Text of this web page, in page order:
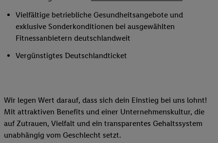
Vielfältige betriebliche Gesundheitsangebote und
exklusive Sonderkonditionen bei ausgewählten
Fitnessanbietern deutschlandweit
Vergünstigtes Deutschlandticket
Wir legen Wert darauf, dass sich dein Einstieg bei uns lohnt!
Mit attraktiven Benefits und einer Unternehmenskultur, die
auf Zutrauen, Vielfalt und ein transparentes Gehaltssystem
unabhängig vom Geschlecht setzt.